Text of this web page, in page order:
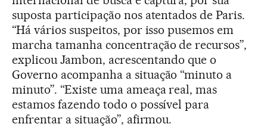
suposta participação nos atentados de Paris.
“Há vários suspeitos, por isso pusemos em
marcha tamanha concentração de recursos”,
explicou Jambon, acrescentando que o
Governo acompanha a situação “minuto a
minuto”. “Existe uma ameaça real, mas
estamos fazendo todo o possível para
enfrentar a situação”, afirmou.